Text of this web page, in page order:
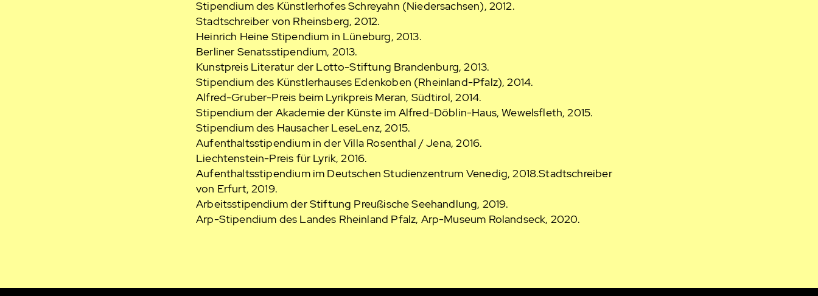
Stipendium des Künstlerhofes Schreyahn (Niedersachsen), 2012.
Stadtschreiber von Rheinsberg, 2012.
Heinrich Heine Stipendium in Lüneburg, 2013.
Berliner Senatsstipendium, 2013.
Kunstpreis Literatur der Lotto-Stiftung Brandenburg, 2013.
Stipendium des Künstlerhauses Edenkoben (Rheinland-Pfalz), 2014.
Alfred-Gruber-Preis beim Lyrikpreis Meran, Südtirol, 2014.
Stipendium der Akademie der Künste im Alfred-Döblin-Haus, Wewelsfleth, 2015.
Stipendium des Hausacher LeseLenz, 2015.
Aufenthaltsstipendium in der Villa Rosenthal / Jena, 2016.
Liechtenstein-Preis für Lyrik, 2016.
Aufenthaltsstipendium im Deutschen Studienzentrum Venedig, 2018.Stadtschreiber
von Erfurt, 2019.
Arbeitsstipendium der Stiftung Preußische Seehandlung, 2019.
Arp-Stipendium des Landes Rheinland Pfalz, Arp-Museum Rolandseck, 2020.